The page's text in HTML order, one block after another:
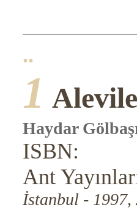
..
1
Haydar
ISBN:
Ant
İstanbul - 1997,